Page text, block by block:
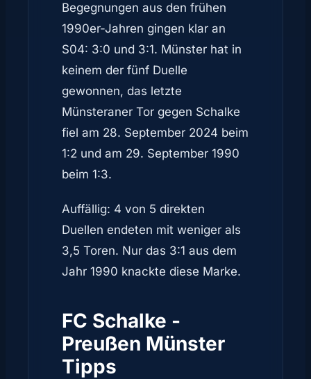
Begegnungen aus den frühen
1990er-Jahren gingen klar an
S04: 3:0 und 3:1. Münster hat in
keinem der fünf Duelle
gewonnen, das letzte
Münsteraner Tor gegen Schalke
fiel am 28. September 2024 beim
1:2 und am 29. September 1990
beim 1:3.
Auffällig: 4 von 5 direkten
Duellen endeten mit weniger als
3,5 Toren. Nur das 3:1 aus dem
Jahr 1990 knackte diese Marke.
FC Schalke -
Preußen Münster
Tipps